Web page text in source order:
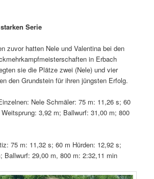
Serie
zuvor hatten Nele und Valentina bei den
in Erbach
sie die Plätze zwei (Nele) und vier
den Grundstein für ihren jüngsten Erfolg.
Nele Schmäler: 75 m: 11,26 s; 60
3,92 m; Ballwurf: 31,00 m; 800
75 m: 11,32 s; 60 m Hürden: 12,92 s;
Ballwurf: 29,00 m, 800 m: 2:32,11 min